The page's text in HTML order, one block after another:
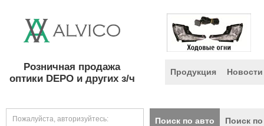
Розничная продажа
оптики DEPO и других з/ч
Продукция Новости
Пожалуйста, авторизуйтесь:
Поиск по авто Поиск